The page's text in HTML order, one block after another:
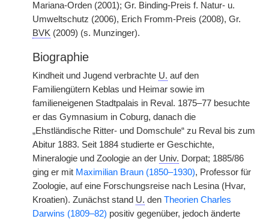
Mariana-Orden (2001); Gr. Binding-Preis f. Natur- u.
Umweltschutz (2006), Erich Fromm-Preis (2008), Gr.
BVK (2009) (s. Munzinger).
Biographie
Kindheit und Jugend verbrachte U. auf den
Familiengütern Keblas und Heimar sowie im
familieneigenen Stadtpalais in Reval. 1875–77 besuchte
er das Gymnasium in Coburg, danach die
„Ehstländische Ritter- und Domschule“ zu Reval bis zum
Abitur 1883. Seit 1884 studierte er Geschichte,
Mineralogie und Zoologie an der Univ. Dorpat; 1885/86
ging er mit Maximilian Braun (1850–1930), Professor für
Zoologie, auf eine Forschungsreise nach Lesina (Hvar,
Kroatien). Zunächst stand U. den Theorien Charles
Darwins (1809–82) positiv gegenüber, jedoch änderte